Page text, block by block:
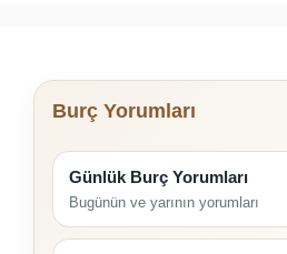
Burç Yorumları
Günlük Burç Yorumları
Bugünün ve yarının yorumları